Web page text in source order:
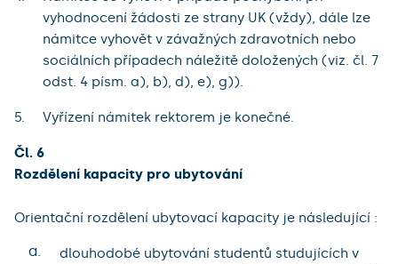
vyhodnocení žádosti ze strany UK (vždy), dále lze
námitce vyhovět v závažných zdravotních nebo
sociálních případech náležitě doložených (viz. čl. 7
odst. 4 písm. a), b), d), e), g)).
Vyřízení námitek rektorem je konečné.
Čl. 6
Rozdělení kapacity pro ubytování
Orientační rozdělení ubytovací kapacity je následující :
a.
dlouhodobé ubytování studentů studujících v